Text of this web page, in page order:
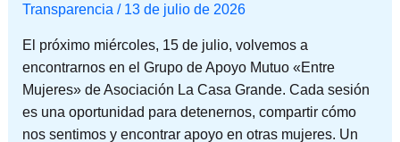
Transparencia / 13 de julio de 2026
El próximo miércoles, 15 de julio, volvemos a
encontrarnos en el Grupo de Apoyo Mutuo «Entre
Mujeres» de Asociación La Casa Grande. Cada sesión
es una oportunidad para detenernos, compartir cómo
nos sentimos y encontrar apoyo en otras mujeres. Un